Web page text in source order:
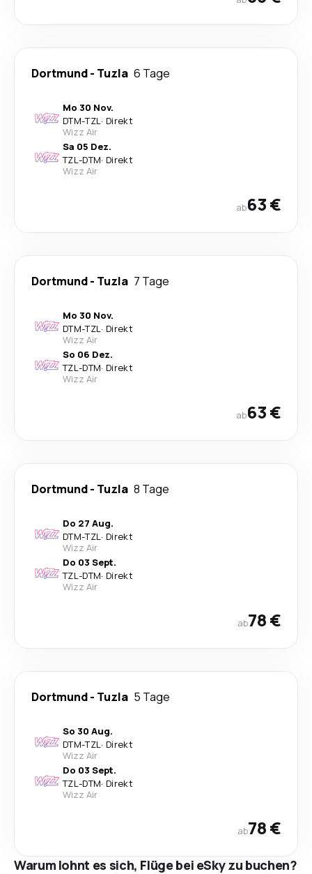
Dortmund- Tuzla 6 Tage
Mo 30 Nov.
DTM-TZL· Direkt
Wizz Air
Sa 05 Dez.
TZL-DTM· Direkt
Wizz Air
ab63 €
Dortmund- Tuzla 7 Tage
Mo 30 Nov.
DTM-TZL· Direkt
Wizz Air
So 06 Dez.
TZL-DTM· Direkt
Wizz Air
ab63 €
Dortmund- Tuzla 8 Tage
Do 27 Aug.
DTM-TZL· Direkt
Wizz Air
Do 03 Sept.
TZL-DTM· Direkt
Wizz Air
ab78 €
Dortmund- Tuzla 5 Tage
So 30 Aug.
DTM-TZL· Direkt
Wizz Air
Do 03 Sept.
TZL-DTM· Direkt
Wizz Air
ab78 €
Warum lohnt es sich, Flüge bei eSky zu buchen?